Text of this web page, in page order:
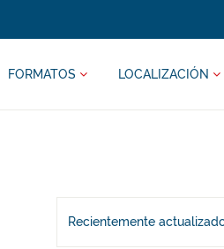
FORMATOS LOCALIZACIÓN
Recientemente